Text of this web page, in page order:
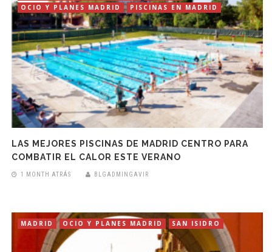
OCIO Y PLANES MADRID
PISCINAS EN MADRID
LAS MEJORES PISCINAS DE MADRID CENTRO PARA
COMBATIR EL CALOR ESTE VERANO
1 MONTH ATRÁS BLGADMINGAVIR
MADRID OCIO Y PLANES MADRID SAN ISIDRO